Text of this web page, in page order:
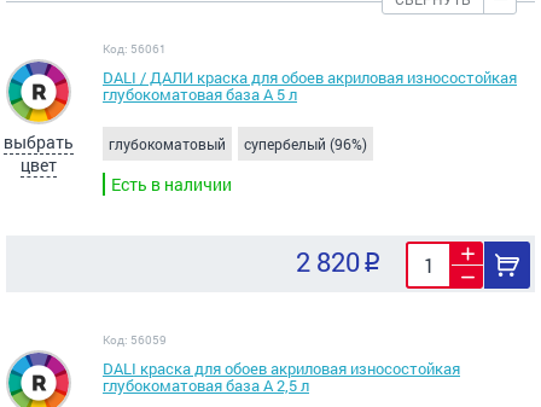
выбрать
цвет
Код: 56061
DALI / ДАЛИ краска для обоев акриловая износостойкая
глубокоматовая база А 5 л
глубокоматовый супербелый (96%)
Есть в наличии
2 820
Код: 56059
DALI краска для обоев акриловая износостойкая
глубокоматовая база А 2,5 л